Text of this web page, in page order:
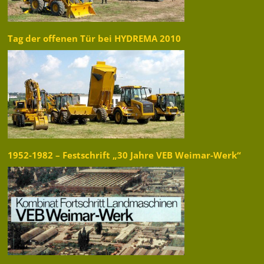
Tag der offenen Tür bei HYDREMA 2010
1952-1982 – Festschrift „30 Jahre VEB Weimar-Werk“